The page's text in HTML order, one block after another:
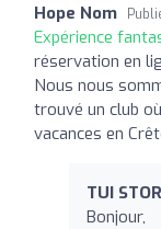
Hope Nom
Expérience
réservation en
Nous nous
trouvé un club
vacances en
TUI
Bonjour,